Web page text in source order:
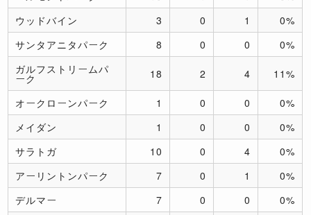
ウッドバイン
3 0 1
0%
サンタアニタパーク
8 0 0
0%
ガルフストリームパ
ーク 18 2 4 11%
オークローンパーク 1 0 0
0%
メイダン
1 0 0
0%
サラトガ
10 0 4
0%
アーリントンパーク
7 0 1
0%
デルマー
7 0 0
0%